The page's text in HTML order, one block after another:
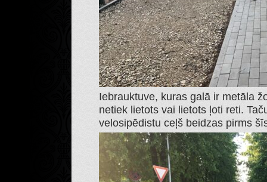
Iebrauktuve, kuras galā ir metāla
netiek lietots vai lietots ļoti reti.
velosipēdistu ceļš beidzas pirms